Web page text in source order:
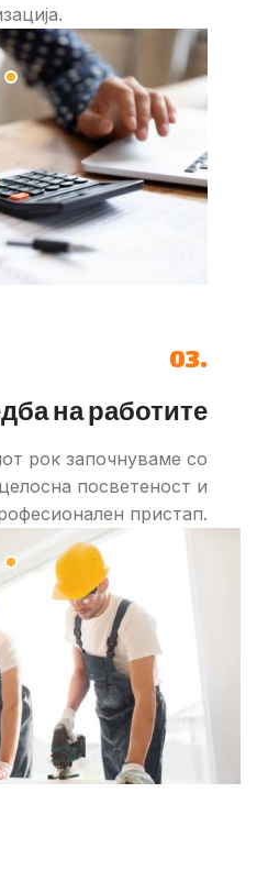
03.
на работите
рок започнуваме со
посветеност и
пристап.